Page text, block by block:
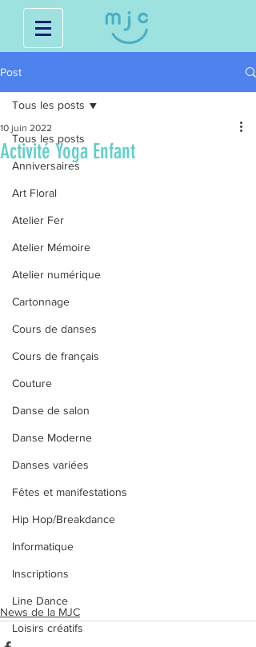
Post
Tous les posts
Anniversaires
Art Floral
Atelier Fer
Atelier Mémoire
Atelier numérique
Cartonnage
Cours de danses
Cours de français
Couture
Danse de salon
Danse Moderne
Danses variées
Fêtes et manifestations
Hip Hop/Breakdance
Informatique
Inscriptions
Line Dance
Loisirs créatifs
Tous les posts
Activité Yoga Enfant
10 juin 2022
News de la MJC